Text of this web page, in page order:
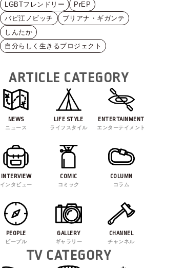
LGBTフレンドリー
PrEP
バビ江ノビッチ
ブリアナ・ギガンテ
しんたか
自分らしく生きるプロジェクト
ARTICLE CATEGORY
NEWS
ニュース
LIFE STYLE
ライフスタイル
ENTERTAINMENT
エンターテイメント
INTERVIEW
インタビュー
COMIC
コミック
COLUMN
コラム
PEOPLE
ピープル
GALLERY
ギャラリー
CHANNEL
チャンネル
TV CATEGORY